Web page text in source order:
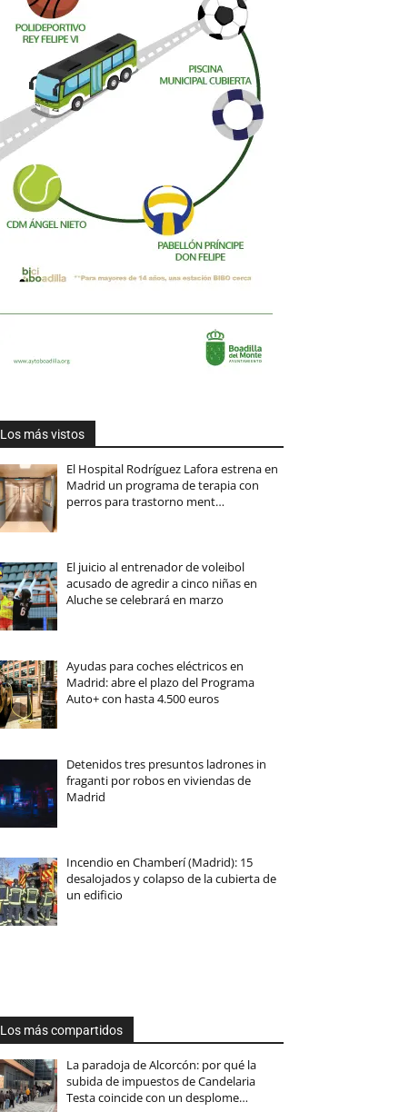
Los más vistos
El Hospital Rodríguez Lafora estrena en
Madrid un programa de terapia con
perros para trastorno ment…
El juicio al entrenador de voleibol
acusado de agredir a cinco niñas en
Aluche se celebrará en marzo
Ayudas para coches eléctricos en
Madrid: abre el plazo del Programa
Auto+ con hasta 4.500 euros
Detenidos tres presuntos ladrones in
fraganti por robos en viviendas de
Madrid
Incendio en Chamberí (Madrid): 15
desalojados y colapso de la cubierta de
un edificio
Los más compartidos
La paradoja de Alcorcón: por qué la
subida de impuestos de Candelaria
Testa coincide con un desplome…